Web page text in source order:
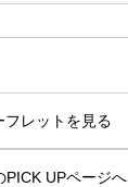
フレットを見る
PICK UPページへ